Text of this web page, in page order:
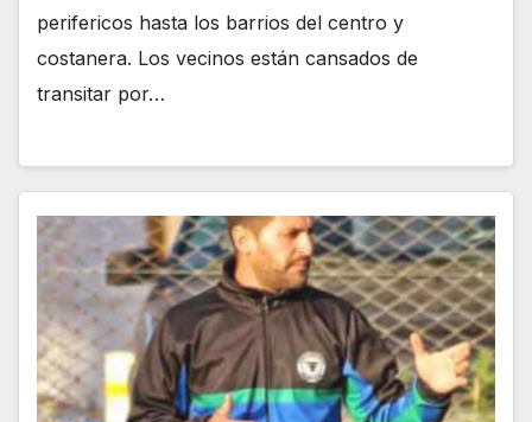
perifericos hasta los barrios del centro y
costanera. Los vecinos están cansados de
transitar por…